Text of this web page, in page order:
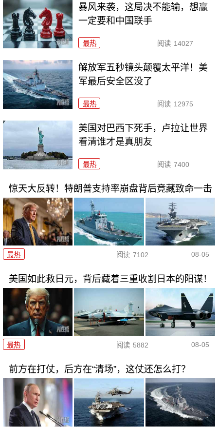
暴风来袭，这局决不能输，想赢
一定要和中国联手
最热 阅读 14027
解放军五秒镜头颠覆太平洋！美
军最后安全区没了
最热 阅读 12975
美国对巴西下死手，卢拉让世界
看清谁才是真朋友
最热 阅读 7400
惊天大反转！特朗普支持率崩盘背后竟藏致命一击
最热 阅读 7102 08-05
美国如此救日元，背后藏着三重收割日本的阳谋！
最热 阅读 5882 08-05
前方在打仗，后方在“清场”，这仗还怎么打？